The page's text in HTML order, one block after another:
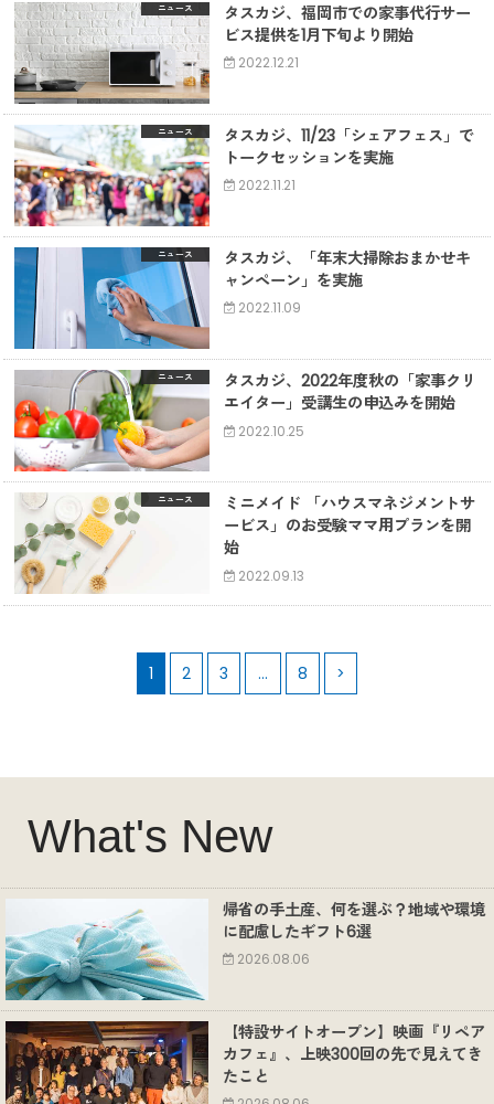
ニュース
タスカジ、福岡市での家事代行サー
ビス提供を1月下旬より開始
2022.12.21
ニュース
タスカジ、11/23「シェアフェス」で
トークセッションを実施
2022.11.21
ニュース
タスカジ、「年末大掃除おまかせキ
ャンペーン」を実施
2022.11.09
ニュース
タスカジ、2022年度秋の「家事クリ
エイター」受講生の申込みを開始
2022.10.25
ニュース
ミニメイド 「ハウスマネジメントサ
ービス」のお受験ママ用プランを開
始
2022.09.13
1 2 3 … 8 >
What's New
帰省の手土産、何を選ぶ？地域や環境
に配慮したギフト6選
2026.08.06
【特設サイトオープン】映画『リペア
カフェ』、上映300回の先で見えてき
たこと